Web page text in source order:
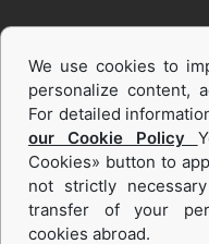
Equipments
We use cookies to
personalize content,
For detailed
our Cookie Policy
Cookies» button to
not strictly necessary
transfer of your
cookies abroad.